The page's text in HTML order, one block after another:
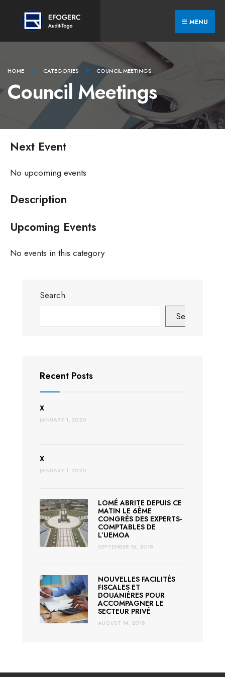
content
MENU
HOME CATEGORIES COUNCIL MEETINGS
Council Meetings
Next Event
No upcoming events
Description
Upcoming Events
No events in this category
Search
Search
Recent Posts
X
JANUARY 1, 2020
X
JANUARY 1, 2020
LOMÉ ABRITE DEPUIS CE
MATIN LE 6ÈME
CONGRÈS DES EXPERTS-
COMPTABLES DE
L’UEMOA
SEPTEMBER 16, 2018
NOUVELLES FACILITÉS
FISCALES ET
DOUANIÈRES POUR
ACCOMPAGNER LE
SECTEUR PRIVÉ
AUGUST 14, 2018
Search
for: